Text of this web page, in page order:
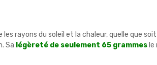
rayons du soleil et la chaleur, quelle que
Sa légèreté de seulement 65 grammes